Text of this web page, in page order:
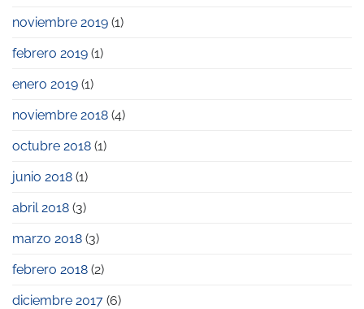
noviembre 2019 (1)
febrero 2019 (1)
enero 2019 (1)
noviembre 2018 (4)
octubre 2018 (1)
junio 2018 (1)
abril 2018 (3)
marzo 2018 (3)
febrero 2018 (2)
diciembre 2017 (6)